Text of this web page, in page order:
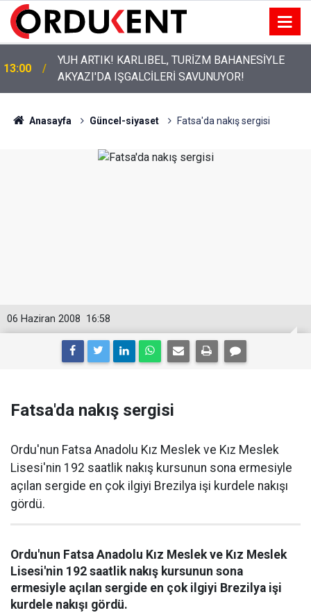
11:53
ORDU’NUN HAFTALIK GÜVENLİK RAPORU
AÇIKLANDI
Anasayfa Güncel-siyaset Fatsa'da nakış sergisi
16:58
06 Haziran 2008
Fatsa'da nakış sergisi
Ordu'nun Fatsa Anadolu Kız Meslek ve Kız Meslek
Lisesi'nin 192 saatlik nakış kursunun sona ermesiyle
açılan sergide en çok ilgiyi Brezilya işi kurdele nakışı
gördü.
Ordu'nun Fatsa Anadolu Kız Meslek ve Kız Meslek
Lisesi'nin 192 saatlik nakış kursunun sona
ermesiyle açılan sergide en çok ilgiyi Brezilya işi
kurdele nakışı gördü.